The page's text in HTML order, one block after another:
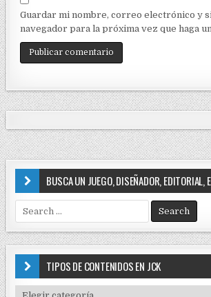
Guardar mi nombre, correo electrónico y
navegador para la próxima vez que haga
BUSCA UN JUEGO, DISEÑADOR, EDITORIAL,
e
a
r
TIPOS DE CONTENIDOS EN JCK